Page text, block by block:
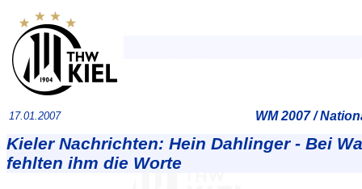
17.01.2007 WM 2007 /
Kieler Nachrichten: Hein Dahlinger - Bei
fehlten ihm die Worte